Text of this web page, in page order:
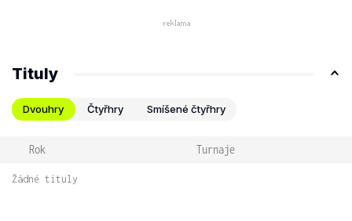
Tituly
Dvouhry Čtyřhry Smíšené čtyřhry
Rok Turnaje
Žádné tituly